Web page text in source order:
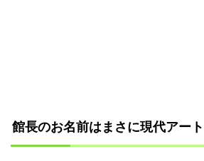
館長のお名前はまさに現代アート